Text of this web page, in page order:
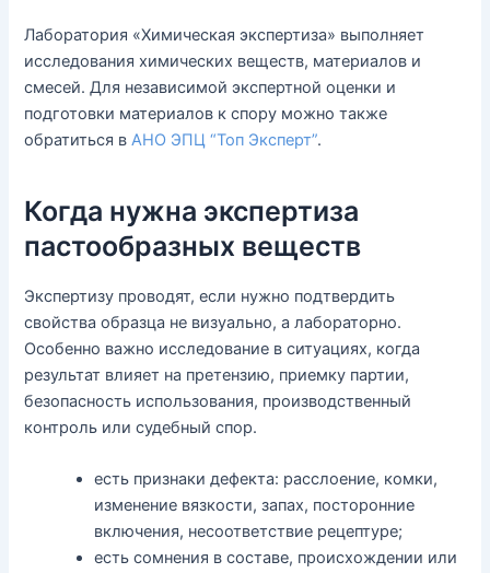
Лаборатория «Химическая экспертиза» выполняет
исследования химических веществ, материалов и
смесей. Для независимой экспертной оценки и
подготовки материалов к спору можно также
обратиться вАНО ЭПЦ “Топ Эксперт”.
Когда нужна экспертиза
пастообразных веществ
Экспертизу проводят, если нужно подтвердить
свойства образца не визуально, а лабораторно.
Особенно важно исследование в ситуациях, когда
результат влияет на претензию, приемку партии,
безопасность использования, производственный
контроль или судебный спор.
есть признаки дефекта: расслоение, комки,
изменение вязкости, запах, посторонние
включения, несоответствие рецептуре;
есть сомнения в составе, происхождении или